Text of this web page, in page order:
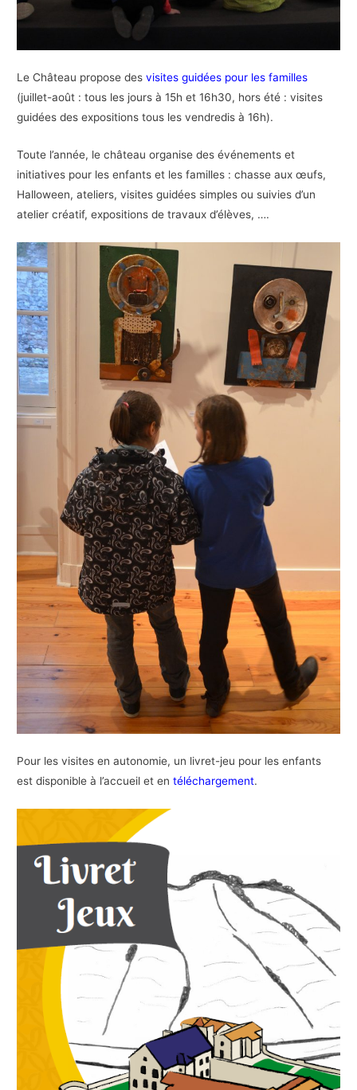
Le Château propose desvisites guidées pour les familles
(juillet-août : tous les jours à 15h et 16h30, hors été : visites
guidées des expositions tous les vendredis à 16h).
Toute l’année, le château organise des événements et
initiatives pour les enfants et les familles : chasse aux œufs,
Halloween, ateliers, visites guidées simples ou suivies d’un
atelier créatif, expositions de travaux d’élèves, ….
Pour les visites en autonomie, un livret-jeu pour les enfants
est disponible à l’accueil et entéléchargement.